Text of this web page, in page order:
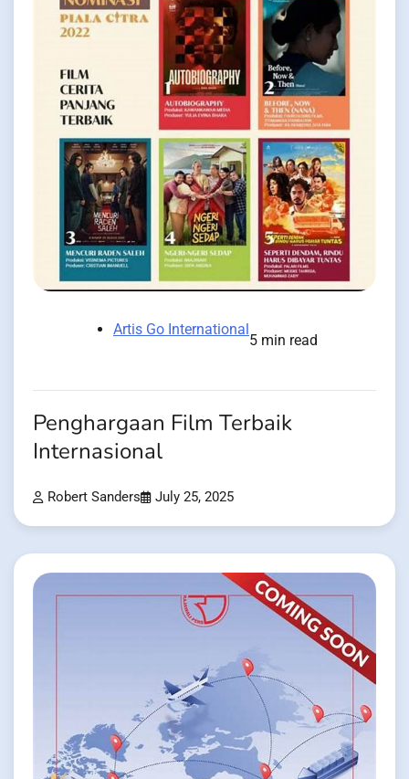
Artis Go International
5 min read
Penghargaan Film Terbaik
Internasional
Robert Sanders July 25, 2025